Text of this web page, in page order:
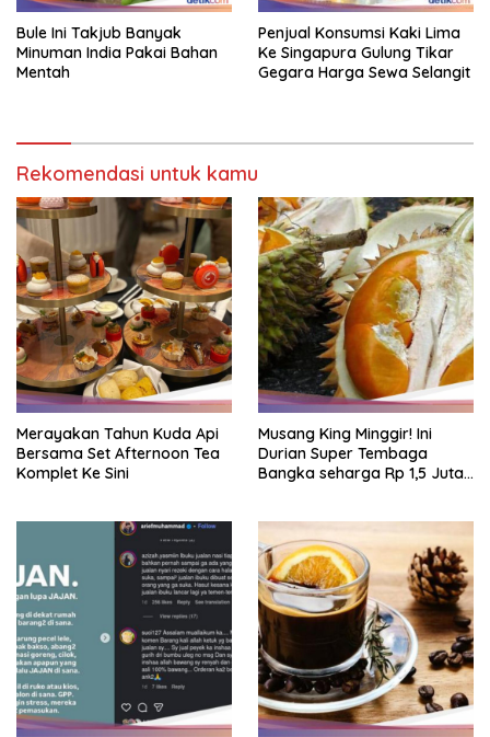
Bule Ini Takjub Banyak
Minuman India Pakai Bahan
Mentah
Penjual Konsumsi Kaki Lima
Ke Singapura Gulung Tikar
Gegara Harga Sewa Selangit
Rekomendasi untuk kamu
Merayakan Tahun Kuda Api
Bersama Set Afternoon Tea
Komplet Ke Sini
Musang King Minggir! Ini
Durian Super Tembaga
Bangka seharga Rp 1,5 Juta